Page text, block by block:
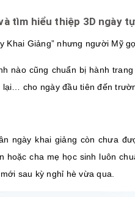
tìm hiểu thiệp 3D ngày
Giảng” nhưng người Mỹ
nào cũng chuẩn bị hành
cho ngày đầu tiên đến
ngày khai giảng còn chưa
hoặc cha mẹ học sinh luôn
sau kỳ nghỉ hè vừa qua.